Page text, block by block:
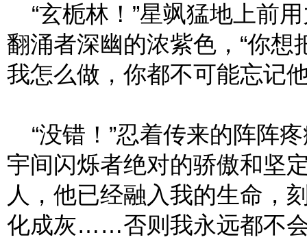
“玄栀林！”星飒猛地上前
翻涌者深幽的浓紫色，“你
我怎么做，你都不可能忘记
“没错！”忍着传来的阵阵
宇间闪烁者绝对的骄傲和坚
人，他已经融入我的生命，
化成灰……否则我永远都不